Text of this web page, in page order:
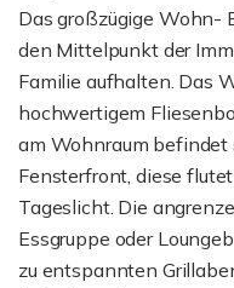
Das großzügige Wohn-
den Mittelpunkt der
Familie aufhalten. Das
hochwertigem
am Wohnraum befindet
Fensterfront, diese
Tageslicht. Die
Essgruppe oder
zu entspannten